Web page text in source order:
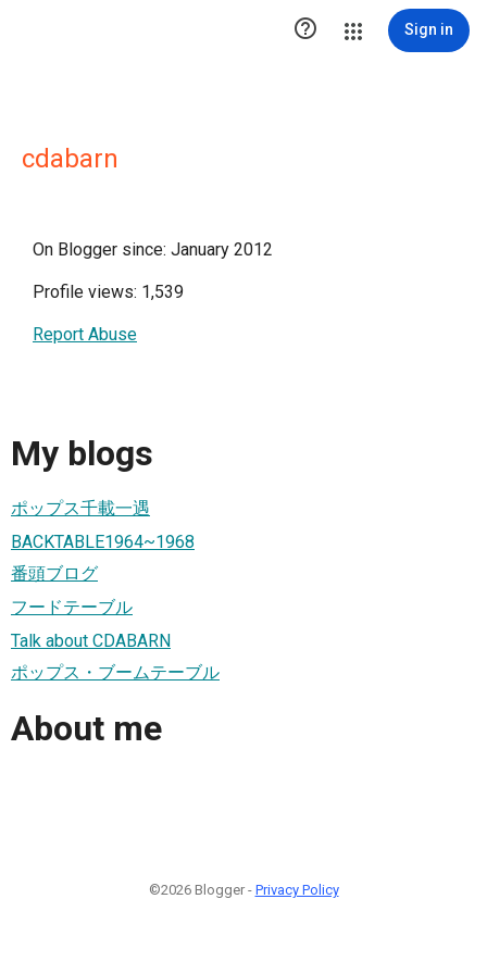
 Sign in
cdabarn
On Blogger since: January 2012
Profile views: 1,539
Report Abuse
My blogs
ポップス千載一遇
BACKTABLE1964~1968
番頭ブログ
フードテーブル
Talk about CDABARN
ポップス・ブームテーブル
About me
©2026 Blogger - Privacy Policy